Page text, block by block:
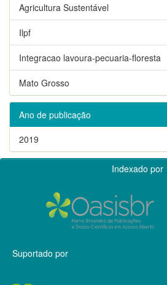
Agricultura Sustentável
Ilpf
Integracao lavoura-pecuaria-floresta
Mato Grosso
Ano de publicação
2019
Indexado por
Suportado por